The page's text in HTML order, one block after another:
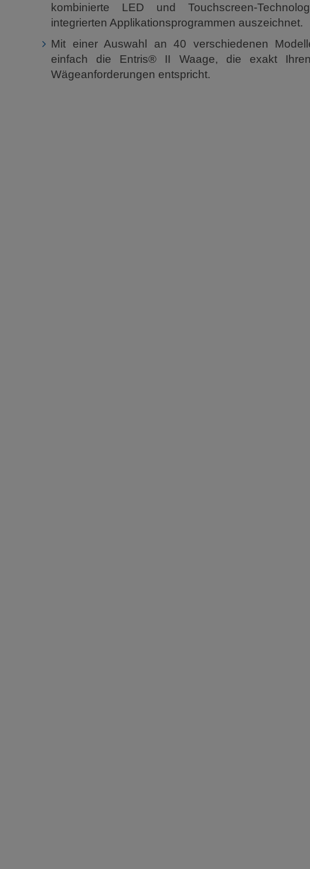
kombinierte LED und Touchscreen-
integrierten Applikationsprogrammen auszeichnet.
Mit einer Auswahl an 40 verschiedenen
einfach die Entris® II Waage, die exakt
Wägeanforderungen entspricht.